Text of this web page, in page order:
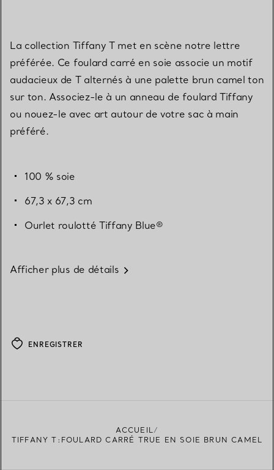
La collection Tiffany T met en scène notre lettre
préférée. Ce foulard carré en soie associe un motif
audacieux de T alternés à une palette brun camel ton
sur ton. Associez-le à un anneau de foulard Tiffany
ou nouez-le avec art autour de votre sac à main
préféré.
100 % soie
67,3 x 67,3 cm
Ourlet roulotté Tiffany Blue®
Afficher plus de détails
ENREGISTRER
ACCUEIL
TIFFANY T:FOULARD CARRÉ TRUE EN SOIE BRUN CAMEL